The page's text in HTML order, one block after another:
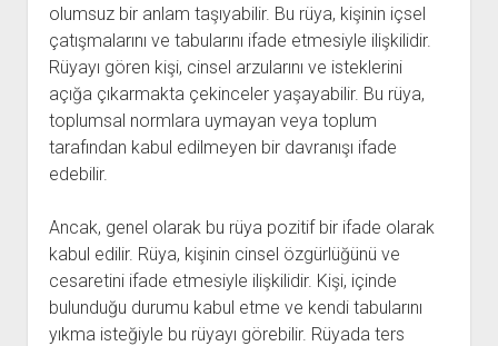
olumsuz bir anlam taşıyabilir. Bu rüya, kişinin içsel
çatışmalarını ve tabularını ifade etmesiyle ilişkilidir.
Rüyayı gören kişi, cinsel arzularını ve isteklerini
açığa çıkarmakta çekinceler yaşayabilir. Bu rüya,
toplumsal normlara uymayan veya toplum
tarafından kabul edilmeyen bir davranışı ifade
edebilir.
Ancak, genel olarak bu rüya pozitif bir ifade olarak
kabul edilir. Rüya, kişinin cinsel özgürlüğünü ve
cesaretini ifade etmesiyle ilişkilidir. Kişi, içinde
bulunduğu durumu kabul etme ve kendi tabularını
yıkma isteğiyle bu rüyayı görebilir. Rüyada ters